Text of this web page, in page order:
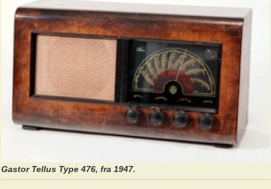
Gastor Tellus Type 476, fra 1947.